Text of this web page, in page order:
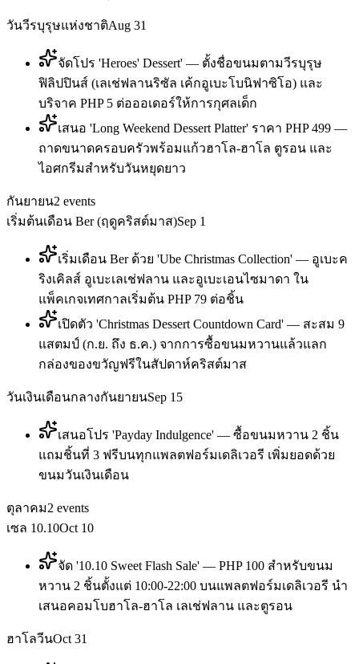
วันวีรบุรุษแห่งชาติAug 31
จัดโปร 'Heroes' Dessert' — ตั้งชื่อขนมตามวีรบุรุษ
ฟิลิปปินส์ (เลเช่ฟลานริซัล เค้กอูเบะโบนิฟาซิโอ) และ
บริจาค PHP 5 ต่อออเดอร์ให้การกุศลเด็ก
เสนอ 'Long Weekend Dessert Platter' ราคา PHP 499 —
ถาดขนาดครอบครัวพร้อมแก้วฮาโล-ฮาโล ตูรอน และ
ไอศกรีมสำหรับวันหยุดยาว
กันยายน2 events
เริ่มต้นเดือน Ber (ฤดูคริสต์มาส)Sep 1
เริ่มเดือน Ber ด้วย 'Ube Christmas Collection' — อูเบะค
ริงเคิลส์ อูเบะเลเช่ฟลาน และอูเบะเอนไซมาดา ใน
แพ็คเกจเทศกาลเริ่มต้น PHP 79 ต่อชิ้น
เปิดตัว 'Christmas Dessert Countdown Card' — สะสม 9
แสตมป์ (ก.ย. ถึง ธ.ค.) จากการซื้อขนมหวานแล้วแลก
กล่องของขวัญฟรีในสัปดาห์คริสต์มาส
วันเงินเดือนกลางกันยายนSep 15
เสนอโปร 'Payday Indulgence' — ซื้อขนมหวาน 2 ชิ้น
แถมชิ้นที่ 3 ฟรีบนทุกแพลตฟอร์มเดลิเวอรี เพิ่มยอดด้วย
ขนมวันเงินเดือน
ตุลาคม2 events
เซล 10.10Oct 10
จัด '10.10 Sweet Flash Sale' — PHP 100 สำหรับขนม
หวาน 2 ชิ้นตั้งแต่ 10:00-22:00 บนแพลตฟอร์มเดลิเวอรี นำ
เสนอคอมโบฮาโล-ฮาโล เลเช่ฟลาน และตูรอน
ฮาโลวีนOct 31